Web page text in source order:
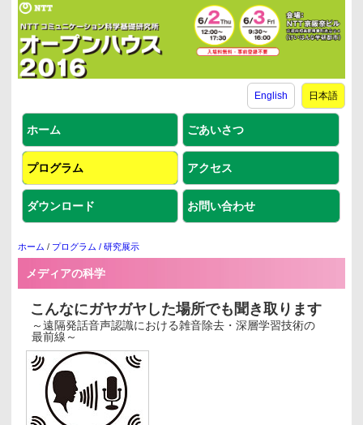
日本語
English
ホーム ごあいさつ
プログラム アクセス
ダウンロード お問い合わせ
ホーム / プログラム / 研究展示
メディアの科学
こんなにガヤガヤした場所でも聞き取ります
～遠隔発話音声認識における雑音除去・深層学習技術の
最前線～